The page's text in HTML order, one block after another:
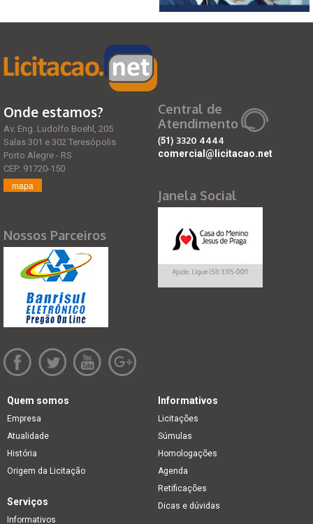
Onde estamos?
Av. Eng. Ludolfo Boehl, 205
Salas 301 e 302 Teresópolis
Porto Alegre - RS
CEP: 91720-150
mapa
Nossos Parceiros
Central de
Atendimento
(51) 3320 4444
comercial@licitacao.net
Janela Social
Quem somos
Empresa
Atualidade
História
Origem da Licitação
Informativos
Licitações
Súmulas
Homologações
Agenda
Retificações
Dicas e dúvidas
Serviços
Informativos